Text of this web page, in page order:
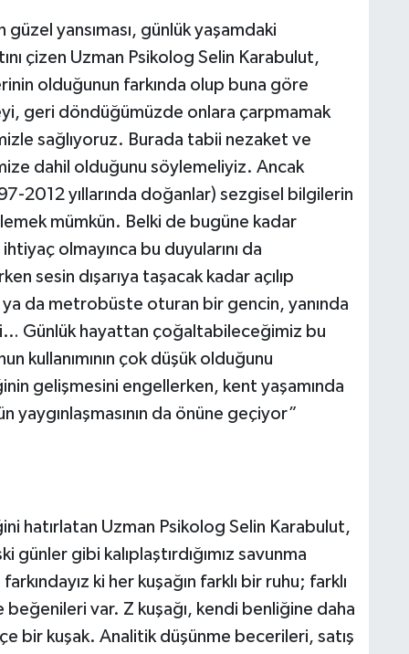
yansıması, günlük yaşamdaki
çizen Uzman Psikolog Selin Karabulut,
olduğunun farkında olup buna göre
geri döndüğümüzde onlara çarpmamak
sağlıyoruz. Burada tabii nezaket ve
dahil olduğunu söylemeliyiz. Ancak
2012 yıllarında doğanlar) sezgisel bilgilerin
mümkün. Belki de bugüne kadar
olmayınca bu duyularını da
sesin dışarıya taşacak kadar açılıp
ya da metrobüste oturan bir gencin, yanında
Günlük hayattan çoğaltabileceğimiz bu
kullanımının çok düşük olduğunu
gelişmesini engellerken, kent yaşamında
da önüne geçiyor”
hatırlatan Uzman Psikolog Selin Karabulut,
günler gibi kalıplaştırdığımız savunma
ki her kuşağın farklı bir ruhu; farklı
beğenileri var. Z kuşağı, kendi benliğine daha
bir kuşak. Analitik düşünme becerileri, satış